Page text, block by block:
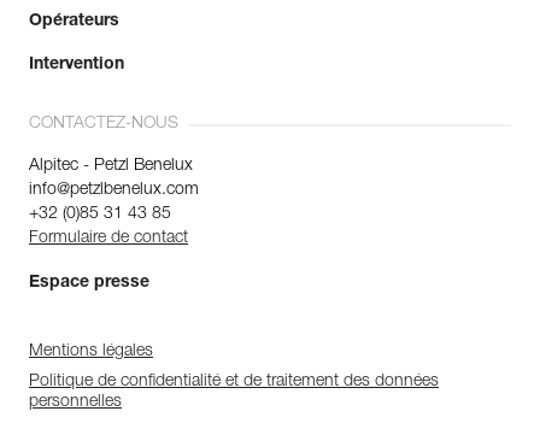
Opérateurs
Intervention
CONTACTEZ-NOUS
Alpitec - Petzl Benelux
info@petzlbenelux.com
+32 (0)85 31 43 85
Formulaire de contact
Espace presse
Mentions légales
Politique de confidentialité et de traitement des données
personnelles